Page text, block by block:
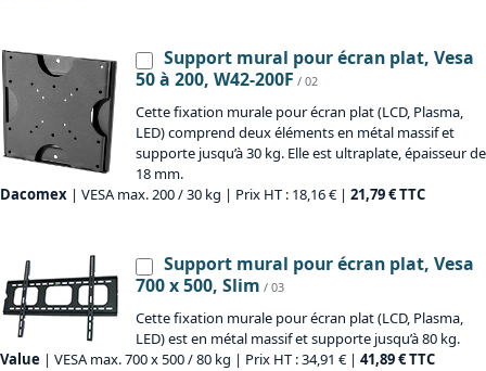
Support mural pour écran plat, Vesa
50 à 200, W42-200F / 02
Cette fixation murale pour écran plat (LCD, Plasma,
LED) comprend deux éléments en métal massif et
supporte jusqu’à 30 kg. Elle est ultraplate, épaisseur de
18 mm.
Dacomex | VESA max. 200 / 30 kg | Prix HT : 18,16 € | 21,79 € TTC
Support mural pour écran plat, Vesa
700 x 500, Slim / 03
Cette fixation murale pour écran plat (LCD, Plasma,
LED) est en métal massif et supporte jusqu’à 80 kg.
Value | VESA max. 700 x 500 / 80 kg | Prix HT : 34,91 € | 41,89 € TTC